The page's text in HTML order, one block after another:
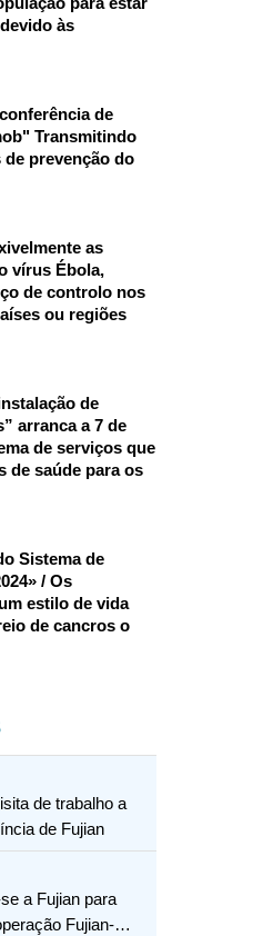
às
de
Transmitindo
prevenção do
as
vírus Ébola,
de controlo nos
ou regiões
de
arranca a 7 de
de serviços que
de saúde para os
Sistema de
/ Os
estilo de vida
de cancros o
de trabalho a
de Fujian
a Fujian para
Fujian-